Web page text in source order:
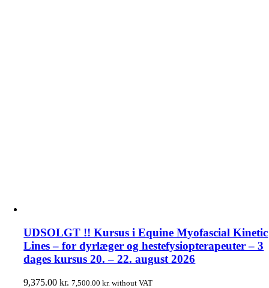
UDSOLGT !! Kursus i Equine Myofascial Kinetic
Lines – for dyrlæger og hestefysiopterapeuter – 3
dages kursus 20. – 22. august 2026
9,375.00kr. 7,500.00kr. without VAT